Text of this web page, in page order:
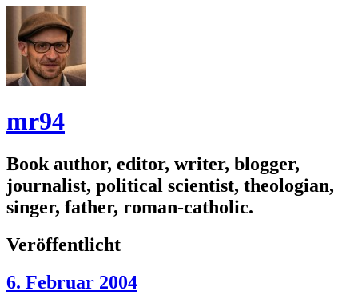
mr94
Book author, editor, writer, blogger,
journalist, political scientist, theologian,
singer, father, roman-catholic.
Veröffentlicht
6. Februar 2004